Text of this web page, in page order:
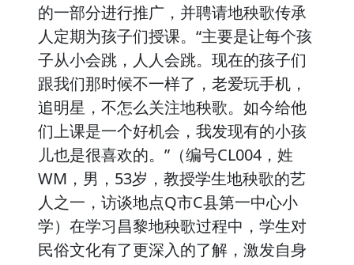
的一部分进行推广，并聘请地秧歌传承
人定期为孩子们授课。“主要是让每个孩
子从小会跳，人人会跳。现在的孩子们
跟我们那时候不一样了，老爱玩手机，
追明星，不怎么关注地秧歌。如今给他
们上课是一个好机会，我发现有的小孩
儿也是很喜欢的。”（编号CL004，姓
WM，男，53岁，教授学生地秧歌的艺
人之一，访谈地点Q市C县第一中心小
学）在学习昌黎地秧歌过程中，学生对
民俗文化有了更深入的了解，激发自身